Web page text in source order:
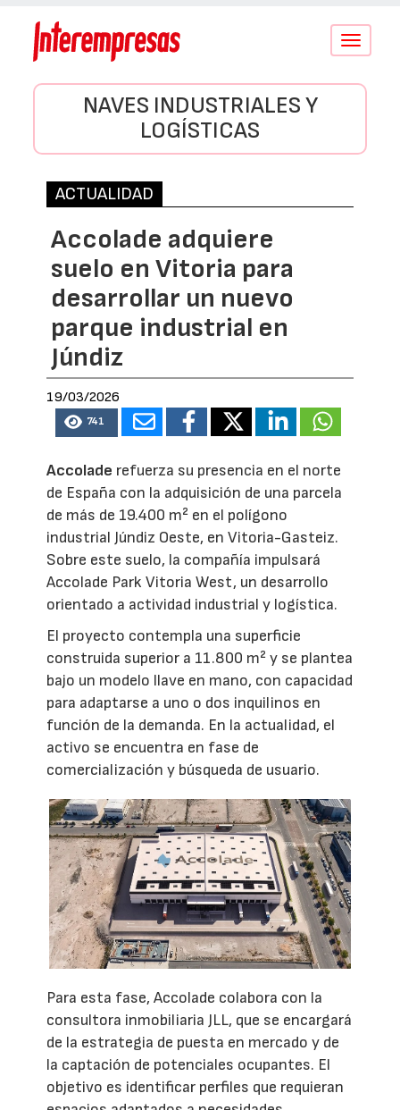
Conmutar
NAVES INDUSTRIALES Y
LOGÍSTICAS
ACTUALIDAD
Accolade adquiere
suelo en Vitoria para
desarrollar un nuevo
parque industrial en
Júndiz
19/03/2026
741
Accolade refuerza su presencia en el norte
de España con la adquisición de una parcela
de más de 19.400 m² en el polígono
industrial Júndiz Oeste, en Vitoria-Gasteiz.
Sobre este suelo, la compañía impulsará
Accolade Park Vitoria West, un desarrollo
orientado a actividad industrial y logística.
El proyecto contempla una superficie
construida superior a 11.800 m² y se plantea
bajo un modelo llave en mano, con capacidad
para adaptarse a uno o dos inquilinos en
función de la demanda. En la actualidad, el
activo se encuentra en fase de
comercialización y búsqueda de usuario.
Para esta fase, Accolade colabora con la
consultora inmobiliaria JLL, que se encargará
de la estrategia de puesta en mercado y de
la captación de potenciales ocupantes. El
objetivo es identificar perfiles que requieran